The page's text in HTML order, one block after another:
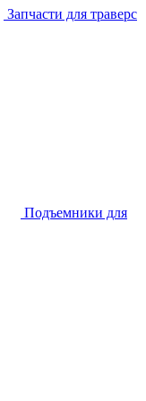
Запчасти для траверс
Подъемники для